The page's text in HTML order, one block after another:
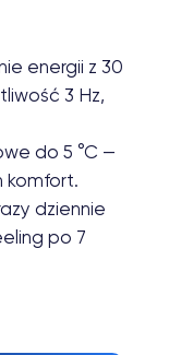
energii z 30
3 Hz,
do 5 °C —
komfort.
dziennie
po 7